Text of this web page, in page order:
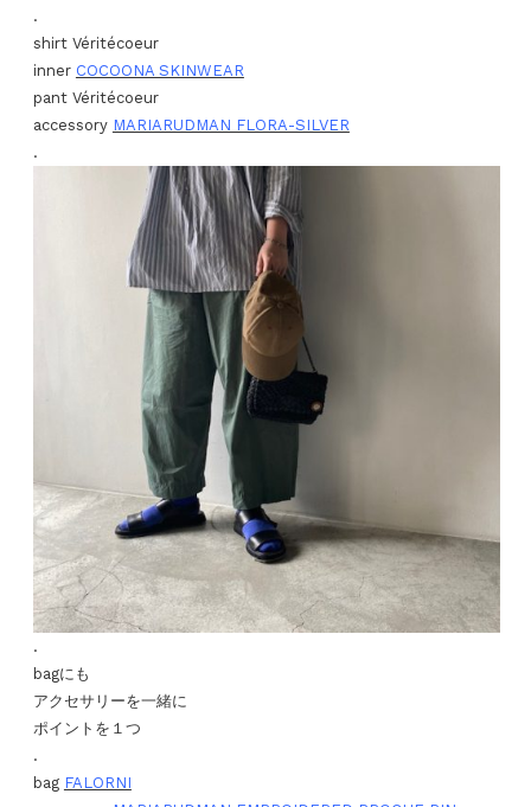
.
shirt Véritécoeur
inner COCOONA SKINWEAR
pant Véritécoeur
accessory MARIARUDMAN FLORA-SILVER
.
.
bagにも
アクセサリーを一緒に
ポイントを１つ
.
bag FALORNI